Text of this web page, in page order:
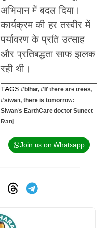
अभियान में बदल दिया।
कार्यक्रम की हर तस्वीर में
पर्यावरण के प्रति उत्साह
और प्रतिबद्धता साफ झलक
रही थी।
TAGS:#bihar, #If there are trees,
#siwan, there is tomorrow:
Siwan's EarthCare doctor Suneet
Ranj
Join us on Whatsapp